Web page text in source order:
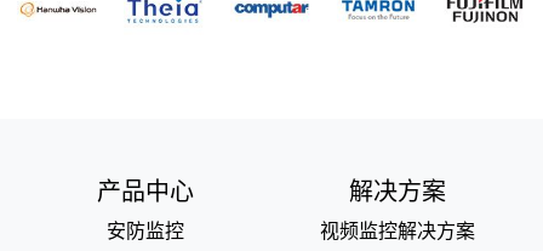
产品中心
安防监控
解决方案
视频监控解决方案